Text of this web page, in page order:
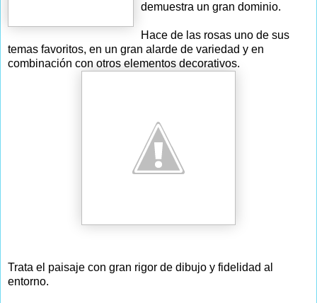
demuestra un gran dominio.
Hace de las rosas uno de sus
temas favoritos, en un gran alarde de variedad y en
combinación con otros elementos decorativos.
Trata el paisaje con gran rigor de dibujo y fidelidad al
entorno.